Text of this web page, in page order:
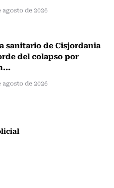
agosto de 2026
sanitario de Cisjordania
del colapso por
agosto de 2026